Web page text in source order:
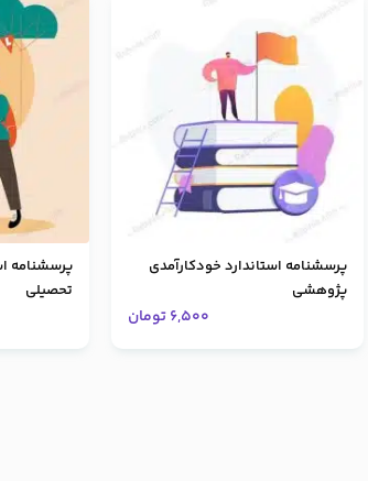
پرسشنامه استاندارد خودکارآمدی
پژوهشی
6,500 تومان
پرسشنامه
تحصیلی